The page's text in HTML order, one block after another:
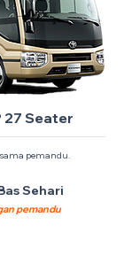
27 Seater
pemandu.
Sehari
pemandu